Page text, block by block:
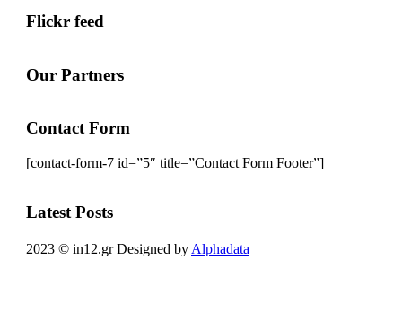
Flickr feed
Our Partners
Contact Form
[contact-form-7 id=”5″ title=”Contact Form Footer”]
Latest Posts
2023 © in12.gr Designed by Alphadata